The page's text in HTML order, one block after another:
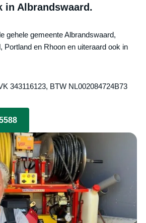
in Albrandswaard.
gehele gemeente Albrandswaard,
Portland en Rhoon en uiteraard ook in
343116123, BTW NL002084724B73